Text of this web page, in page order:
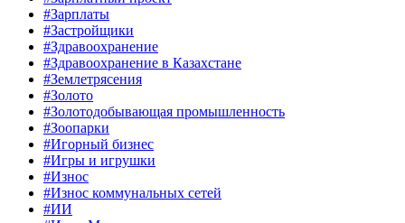
#Зарплаты
#Застройщики
#Здравоохранение
#Здравоохранение в Казахстане
#Землетрясения
#Золото
#Золотодобывающая промышленность
#Зоопарки
#Игорный бизнес
#Игры и игрушки
#Износ
#Износ коммунальных сетей
#ИИ